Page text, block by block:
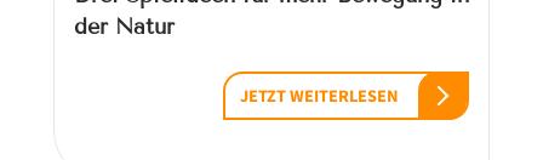
der Natur
JETZT WEITERLESEN